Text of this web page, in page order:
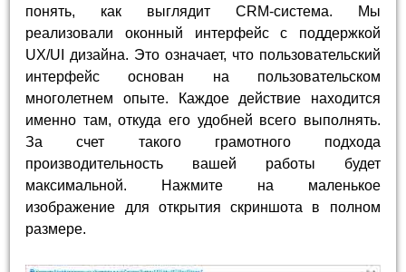
понять, как выглядит CRM-система. Мы
реализовали оконный интерфейс с поддержкой
UX/UI дизайна. Это означает, что пользовательский
интерфейс основан на пользовательском
многолетнем опыте. Каждое действие находится
именно там, откуда его удобней всего выполнять.
За счет такого грамотного подхода
производительность вашей работы будет
максимальной. Нажмите на маленькое
изображение для открытия скриншота в полном
размере.